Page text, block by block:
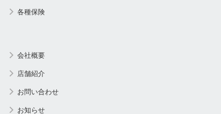
各種保険
会社概要
店舗紹介
お問い合わせ
お知らせ